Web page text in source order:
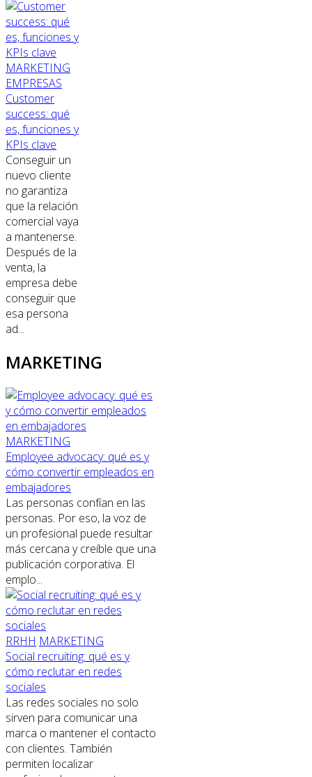
MARKETING
EMPRESAS
Customer
success: qué
es, funciones y
KPIs clave
Conseguir un
nuevo cliente
no garantiza
que la relación
comercial vaya
a mantenerse.
Después de la
venta, la
empresa debe
conseguir que
esa persona
ad...
MARKETING
MARKETING
Employee advocacy: qué es y
cómo convertir empleados en
embajadores
Las personas confían en las
personas. Por eso, la voz de
un profesional puede resultar
más cercana y creíble que una
publicación corporativa. El
emplo...
RRHH MARKETING
Social recruiting: qué es y
cómo reclutar en redes
sociales
Las redes sociales no solo
sirven para comunicar una
marca o mantener el contacto
con clientes. También
permiten localizar